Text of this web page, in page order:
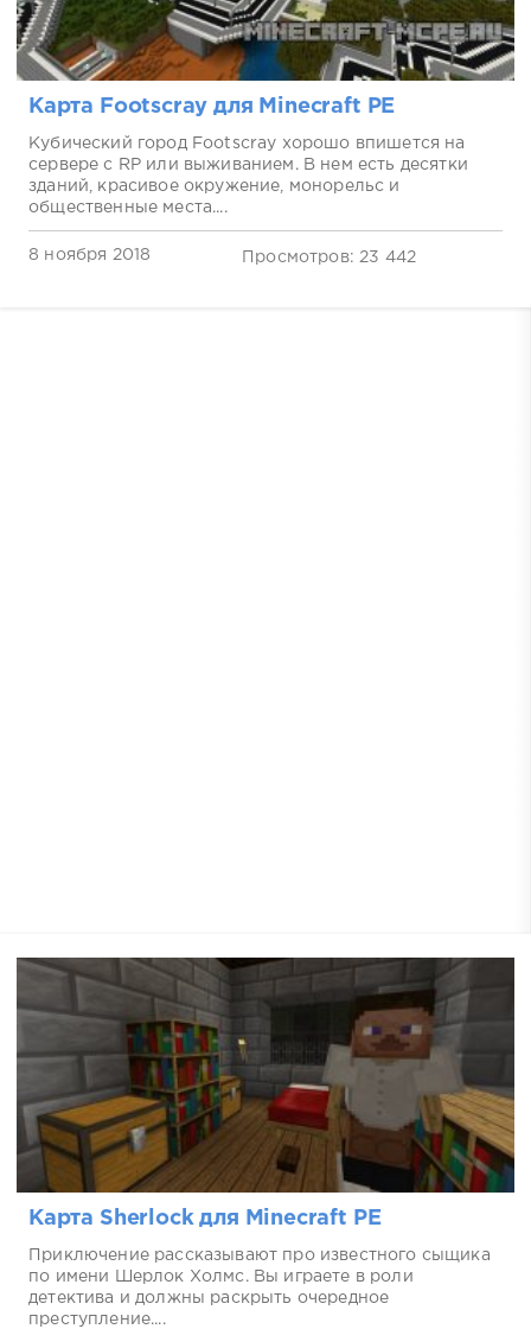
Карта Footscray для Minecraft PE
Кубический город Footscray хорошо впишется на
сервере с RP или выживанием. В нем есть десятки
зданий, красивое окружение, монорельс и
общественные места....
8 ноября 2018 Просмотров: 23 442
Карта Sherlock для Minecraft PE
Приключение рассказывают про известного сыщика
по имени Шерлок Холмс. Вы играете в роли
детектива и должны раскрыть очередное
преступление....